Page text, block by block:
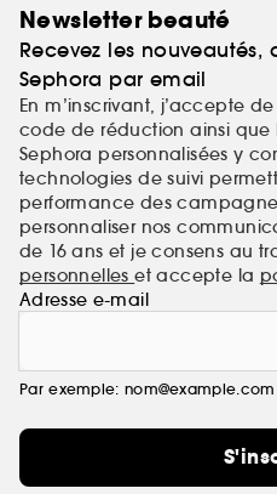
Newsletter beauté
Recevez les nouveautés,
Sephora par email
En m’inscrivant, j’accepte
code de réduction ainsi que
Sephora personnalisées y
technologies de suivi
performance des
personnaliser nos
de 16 ans et je consens au
personnelleset accepte la
Adresse e-mail
Par exemple: nom@example.com